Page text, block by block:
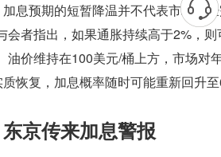
息预期的短暂降温并不代表市场已
会者指出，如果通胀持续高于2%，
油价维持在100美元/桶上方，市场
恢复，加息概率随时可能重新回升
京传来加息警报